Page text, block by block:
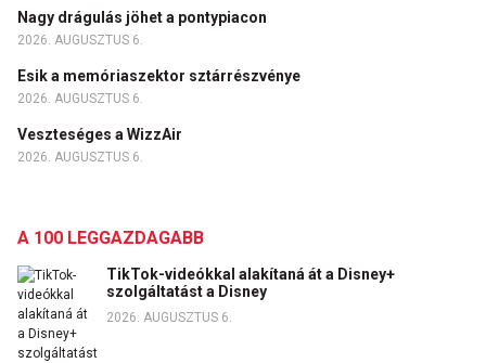
Nagy drágulás jöhet a pontypiacon
2026. AUGUSZTUS 6.
Esik a memóriaszektor sztárrészvénye
2026. AUGUSZTUS 6.
Veszteséges a WizzAir
2026. AUGUSZTUS 6.
A 100 LEGGAZDAGABB
TikTok-videókkal alakítaná át a Disney+
szolgáltatást a Disney
2026. AUGUSZTUS 6.